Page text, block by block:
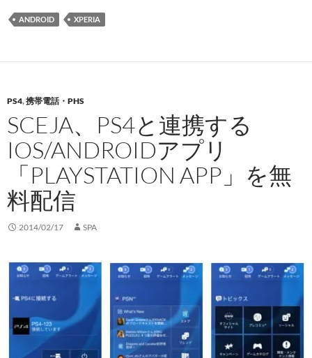
ANDROID XPERIA
PS4,携帯電話・PHS
SCEJA、PS4と連携する
IOS/ANDROIDアプリ
「PLAYSTATION APP」を無
料配信
2014/02/17 SPA